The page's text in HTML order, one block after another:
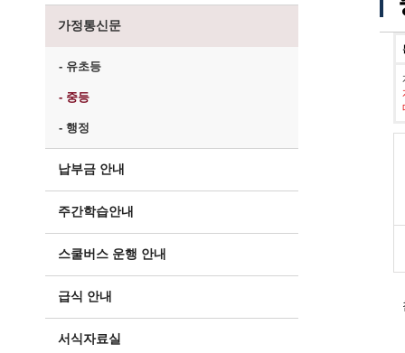
가정통신문
- 유초등
- 중등
- 행정
납부금 안내
주간학습안내
스쿨버스 운행 안내
급식 안내
서식자료실